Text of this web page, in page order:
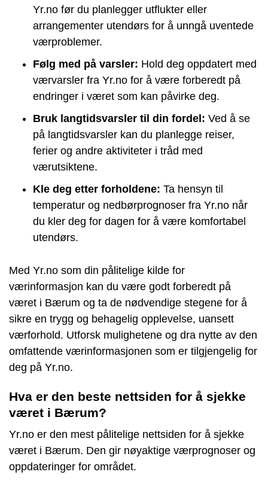
Yr.no før du planlegger utflukter eller
arrangementer utendørs for å unngå uventede
værproblemer.
Følg med på varsler: Hold deg oppdatert med
værvarsler fra Yr.no for å være forberedt på
endringer i været som kan påvirke deg.
Bruk langtidsvarsler til din fordel: Ved å se
på langtidsvarsler kan du planlegge reiser,
ferier og andre aktiviteter i tråd med
værutsiktene.
Kle deg etter forholdene: Ta hensyn til
temperatur og nedbørprognoser fra Yr.no når
du kler deg for dagen for å være komfortabel
utendørs.
Med Yr.no som din pålitelige kilde for
værinformasjon kan du være godt forberedt på
været i Bærum og ta de nødvendige stegene for å
sikre en trygg og behagelig opplevelse, uansett
værforhold. Utforsk mulighetene og dra nytte av den
omfattende værinformasjonen som er tilgjengelig for
deg på Yr.no.
Hva er den beste nettsiden for å sjekke
været i Bærum?
Yr.no er den mest pålitelige nettsiden for å sjekke
været i Bærum. Den gir nøyaktige værprognoser og
oppdateringer for området.